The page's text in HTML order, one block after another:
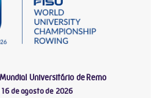
Universitário de Remo
16 de agosto de 2026